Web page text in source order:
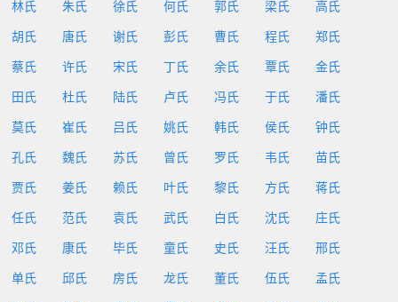
林氏 朱氏 徐氏 何氏 郭氏 梁氏 高氏
胡氏 唐氏 谢氏 彭氏 曹氏 程氏 郑氏
蔡氏 许氏 宋氏 丁氏 余氏 覃氏 金氏
田氏 杜氏 陆氏 卢氏 冯氏 于氏 潘氏
莫氏 崔氏 吕氏 姚氏 韩氏 侯氏 钟氏
孔氏 魏氏 苏氏 曾氏 罗氏 韦氏 苗氏
贾氏 姜氏 赖氏 叶氏 黎氏 方氏 蒋氏
任氏 范氏 袁氏 武氏 白氏 沈氏 庄氏
邓氏 康氏 毕氏 童氏 史氏 汪氏 邢氏
单氏 邱氏 房氏 龙氏 董氏 伍氏 孟氏